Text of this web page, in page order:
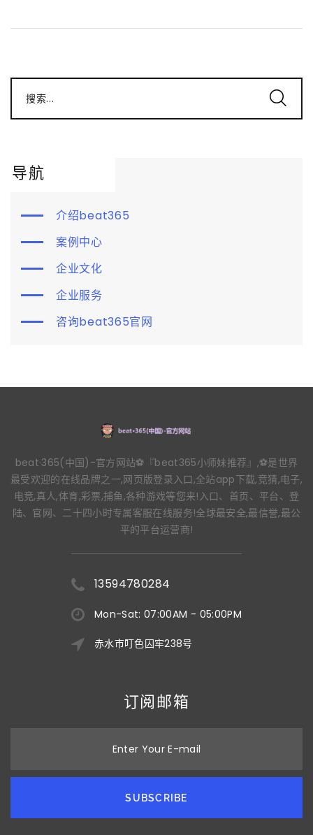
搜索...
导航
介绍beat365
案例中心
企业文化
企业服务
咨询beat365官网
beat·365(中国)-官方网站⚽️『beat365小师妹推荐』,⚽️是世界
最受欢迎的在线品牌之一,网页版登录入口,全站app下载,竞猜,电子,
电竞,真人,体育,彩票,捕鱼,各种游戏等您来!入口、首页、平台、登
陆、官网、二十四小时专属客服在线服务!全球最安全,最信誉,最公
平的平台运营商!
13594780284
Mon-Sat: 07:00AM - 05:00PM
赤水市叮色囚牢238号
订阅邮箱
Enter Your E-mail
SUBSCRIBE